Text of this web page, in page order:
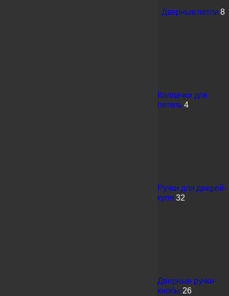
Дверные петли 8
Колпачки для
петель 4
Ручки для дверей-
купе 32
Дверные ручки-
кнобы 26